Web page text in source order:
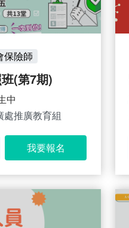
保險師
(第7期)
中
推廣教育組
我要報名